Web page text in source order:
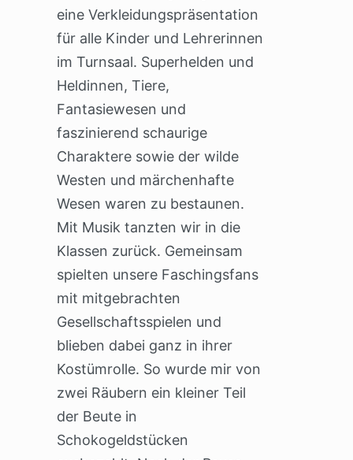
eine Verkleidungspräsentation
für alle Kinder und Lehrerinnen
im Turnsaal. Superhelden und
Heldinnen, Tiere,
Fantasiewesen und
faszinierend schaurige
Charaktere sowie der wilde
Westen und märchenhafte
Wesen waren zu bestaunen.
Mit Musik tanzten wir in die
Klassen zurück. Gemeinsam
spielten unsere Faschingsfans
mit mitgebrachten
Gesellschaftsspielen und
blieben dabei ganz in ihrer
Kostümrolle. So wurde mir von
zwei Räubern ein kleiner Teil
der Beute in
Schokogeldstücken